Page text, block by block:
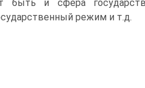
быть и сфера
режим и т.д.